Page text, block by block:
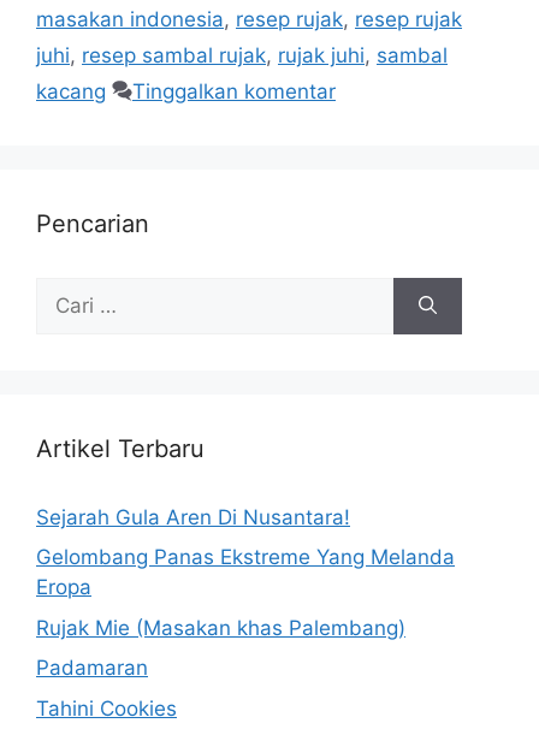
masakan indonesia, resep rujak, resep rujak
juhi, resep sambal rujak, rujak juhi, sambal
kacang
Tinggalkan komentar
Pencarian
Artikel Terbaru
Sejarah Gula Aren Di Nusantara!
Gelombang Panas Ekstreme Yang Melanda
Eropa
Rujak Mie (Masakan khas Palembang)
Padamaran
Tahini Cookies